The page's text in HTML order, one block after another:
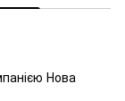
Нова